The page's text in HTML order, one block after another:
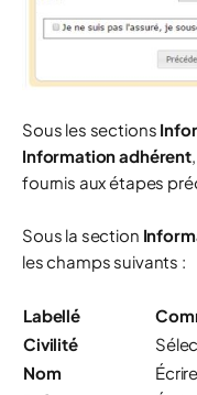
Sous les sections
Information adhérent
fournis aux étapes
Sous la section
les champs suivants :
Labellé
Civilité
Nom